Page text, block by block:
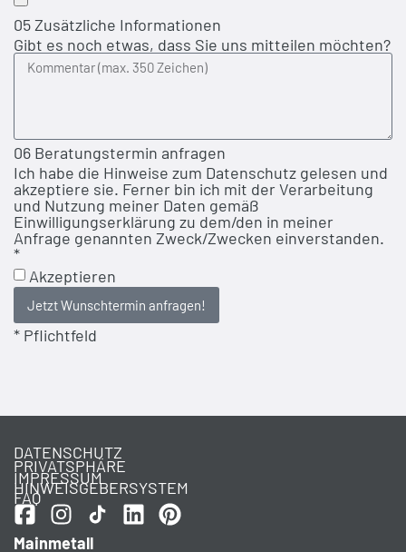
05 Zusätzliche Informationen
Gibt es noch etwas, dass Sie uns mitteilen möchten?
06 Beratungstermin anfragen
Ich habe die Hinweise zum Datenschutz gelesen und
akzeptiere sie. Ferner bin ich mit der Verarbeitung
und Nutzung meiner Daten gemäß
Einwilligungserklärung zu dem/den in meiner
Anfrage genannten Zweck/Zwecken einverstanden.
*
Akzeptieren
Jetzt Wunschtermin anfragen!
* Pflichtfeld
DATENSCHUTZ
PRIVATSPHÄRE
IMPRESSUM
HINWEISGEBERSYSTEM
FAQ
Mainmetall